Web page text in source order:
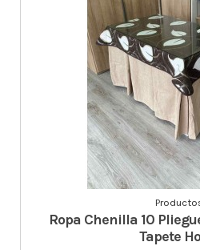
Ropa Chenilla 10
Tapete